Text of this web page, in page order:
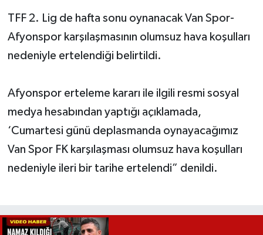
TFF 2. Lig de hafta sonu oynanacak Van Spor-
Afyonspor karşılaşmasının olumsuz hava koşulları
nedeniyle ertelendiği belirtildi.
Afyonspor erteleme kararı ile ilgili resmi sosyal
medya hesabından yaptığı açıklamada,
‘Cumartesi günü deplasmanda oynayacağımız
Van Spor FK karşılaşması olumsuz hava koşulları
nedeniyle ileri bir tarihe ertelendi” denildi.